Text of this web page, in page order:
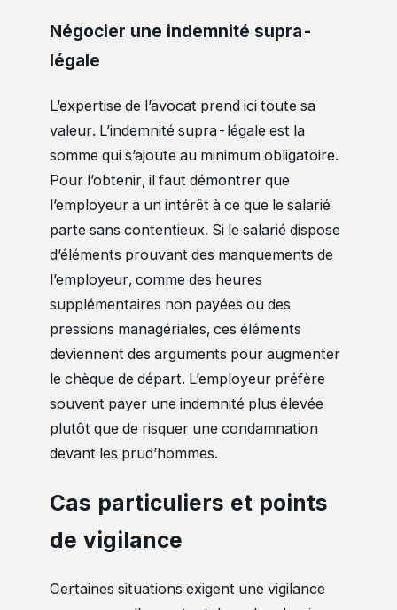
Négocier une indemnité supra-
légale
L’expertise de l’avocat prend ici toute sa
valeur. L’indemnité supra-légale est la
somme qui s’ajoute au minimum obligatoire.
Pour l’obtenir, il faut démontrer que
l’employeur a un intérêt à ce que le salarié
parte sans contentieux. Si le salarié dispose
d’éléments prouvant des manquements de
l’employeur, comme des heures
supplémentaires non payées ou des
pressions managériales, ces éléments
deviennent des arguments pour augmenter
le chèque de départ. L’employeur préfère
souvent payer une indemnité plus élevée
plutôt que de risquer une condamnation
devant les prud’hommes.
Cas particuliers et points
de vigilance
Certaines situations exigent une vigilance